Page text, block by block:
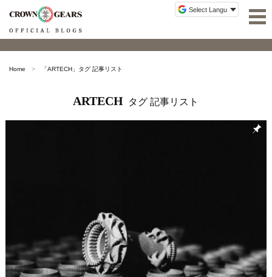
Home 「ARTECH 」タグ 記事リスト
ARTECH タグ 記事リスト